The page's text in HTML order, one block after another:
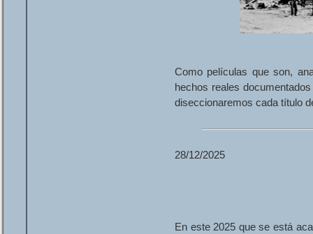
Como películas que son,
hechos reales
diseccionaremos cada título
28/12/2025
En este 2025 que se está